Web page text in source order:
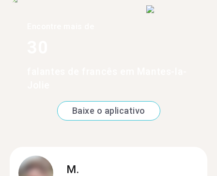
Baixe o aplicativo
M.